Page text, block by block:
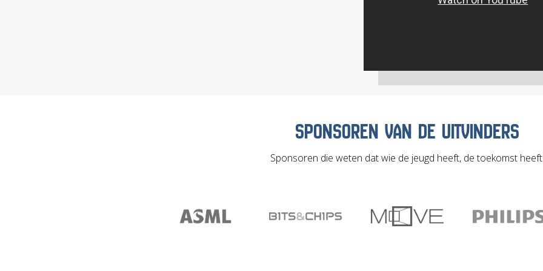
SPONSOREN VAN DE UITVINDERS
Sponsoren die weten dat wie de jeugd heeft, de toekomst